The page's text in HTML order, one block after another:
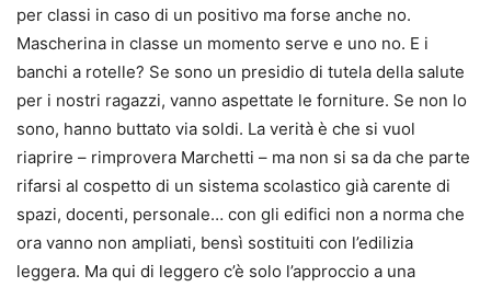
per classi in caso di un positivo ma forse anche no.
Mascherina in classe un momento serve e uno no. E i
banchi a rotelle? Se sono un presidio di tutela della salute
per i nostri ragazzi, vanno aspettate le forniture. Se non lo
sono, hanno buttato via soldi. La verità è che si vuol
riaprire – rimprovera Marchetti – ma non si sa da che parte
rifarsi al cospetto di un sistema scolastico già carente di
spazi, docenti, personale… con gli edifici non a norma che
ora vanno non ampliati, bensì sostituiti con l’edilizia
leggera. Ma qui di leggero c’è solo l’approccio a una